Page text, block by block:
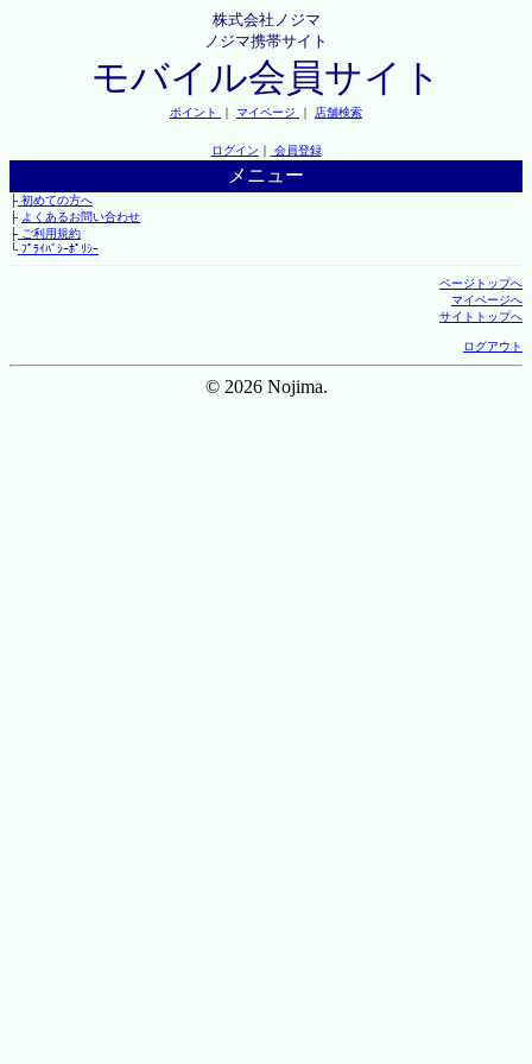
株式会社ノジマ
ノジマ携帯サイト
モバイル会員サイト
ポイント ｜ マイページ ｜ 店舗検索
ログイン ｜ 会員登録
メニュー
├初めての方へ
├ よくあるお問い合わせ
├ご利用規約
└ﾌﾟﾗｲﾊﾞｼｰﾎﾟﾘｼｰ
ページトップへ
マイページへ
サイトトップへ
ログアウト
© 2026 Nojima.